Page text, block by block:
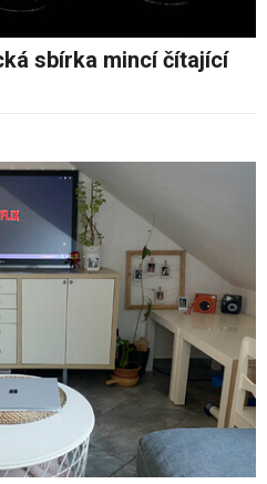
sbírka mincí čítající